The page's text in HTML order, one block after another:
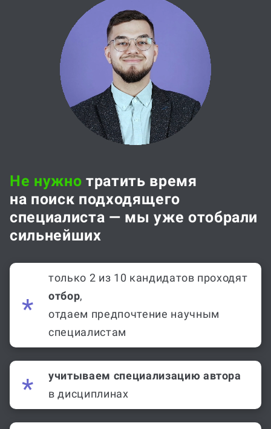
Не нужно тратить время
на поиск подходящего
специалиста — мы уже отобрали
сильнейших
только 2 из 10 кандидатов проходят
отбор,
отдаем предпочтение научным
специалистам
учитываем специализацию автора
в дисциплинах